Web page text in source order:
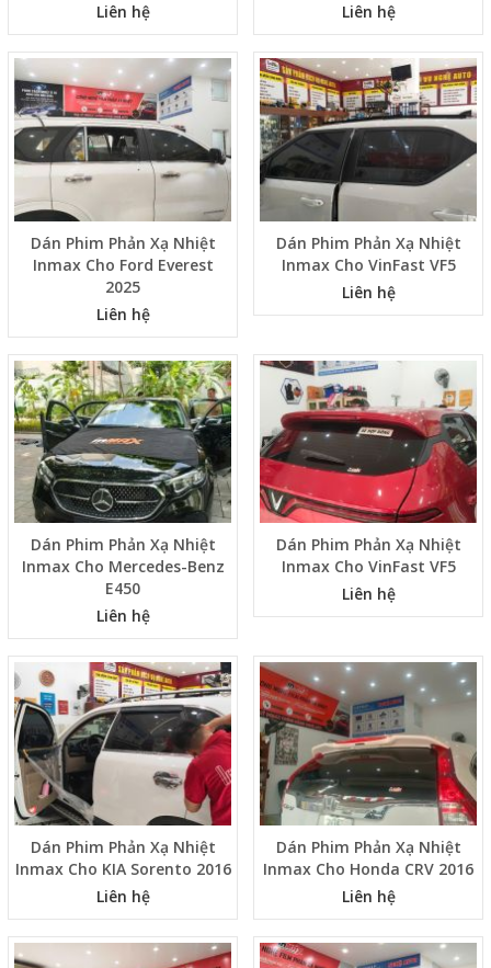
Liên hệ
Liên hệ
Dán Phim Phản Xạ Nhiệt
Inmax Cho Ford Everest
2025
Liên hệ
Dán Phim Phản Xạ Nhiệt
Inmax Cho VinFast VF5
Liên hệ
Dán Phim Phản Xạ Nhiệt
Inmax Cho Mercedes-Benz
E450
Liên hệ
Dán Phim Phản Xạ Nhiệt
Inmax Cho VinFast VF5
Liên hệ
Dán Phim Phản Xạ Nhiệt
Inmax Cho KIA Sorento 2016
Liên hệ
Dán Phim Phản Xạ Nhiệt
Inmax Cho Honda CRV 2016
Liên hệ